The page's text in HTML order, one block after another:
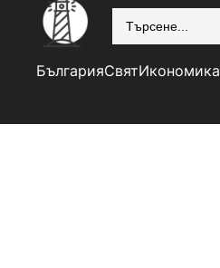
БългарияСвятИкономика